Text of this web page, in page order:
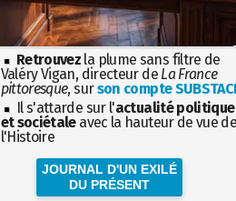
Retrouvez la plume sans filtre de
Valéry Vigan, directeur de La France
pittoresque, surson compte
Il s'attarde sur l'actualité politique
et sociétaleavec la hauteur de vue
l'Histoire
JOURNAL D'UN EXILÉ
DU PRÉSENT